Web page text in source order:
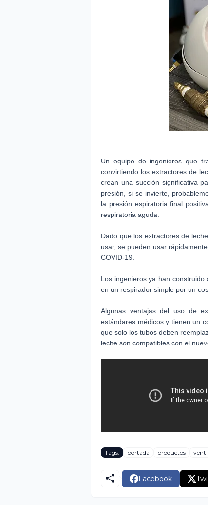
Un equipo de ingenieros que
convirtiendo los extractores de
crean una succión significativa
presión, si se invierte,
la presión espiratoria final
respiratoria aguda.
Dado que los extractores de
usar, se pueden usar
COVID-19.
Los ingenieros ya han
en un respirador simple por un
Algunas ventajas del uso de
estándares médicos y tienen un
que solo los tubos deben
leche son compatibles con el
Tags: portada productos
Facebook